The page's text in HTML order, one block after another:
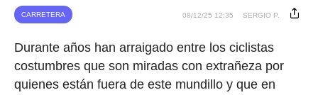
CARRETERA 08/12/25 12:35 SERGIO P.
Durante años han arraigado entre los ciclistas
costumbres que son miradas con extrañeza por
quienes están fuera de este mundillo y que en